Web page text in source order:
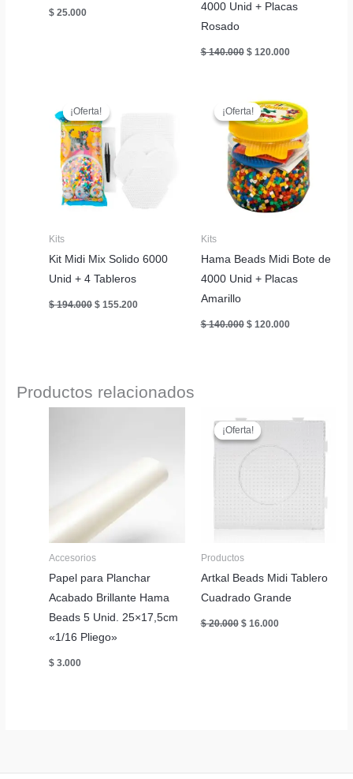
$ 25.000
4000 Unid + Placas
Rosado
$140.000 El
precio
$ 140.000.
$120.000El
¡Oferta!
¡Oferta!
Kits
Kit Midi Mix Solido 6000
Unid + 4 Tableros
$194.000 El
$ 155.200
¡Oferta!
¡Oferta!
Kits
Hama Beads Midi Bote de
4000 Unid + Placas
Amarillo
$140.000 El
$120.000El
Productos relacionados
Accesorios
Papel para Planchar
Acabado Brillante Hama
Beads 5 Unid. 25×17,5cm
«1/16 Pliego»
$ 3.000
¡Oferta!
¡Oferta!
Productos
Artkal Beads Midi Tablero
Cuadrado Grande
$20.000 El
precio
$16.000El